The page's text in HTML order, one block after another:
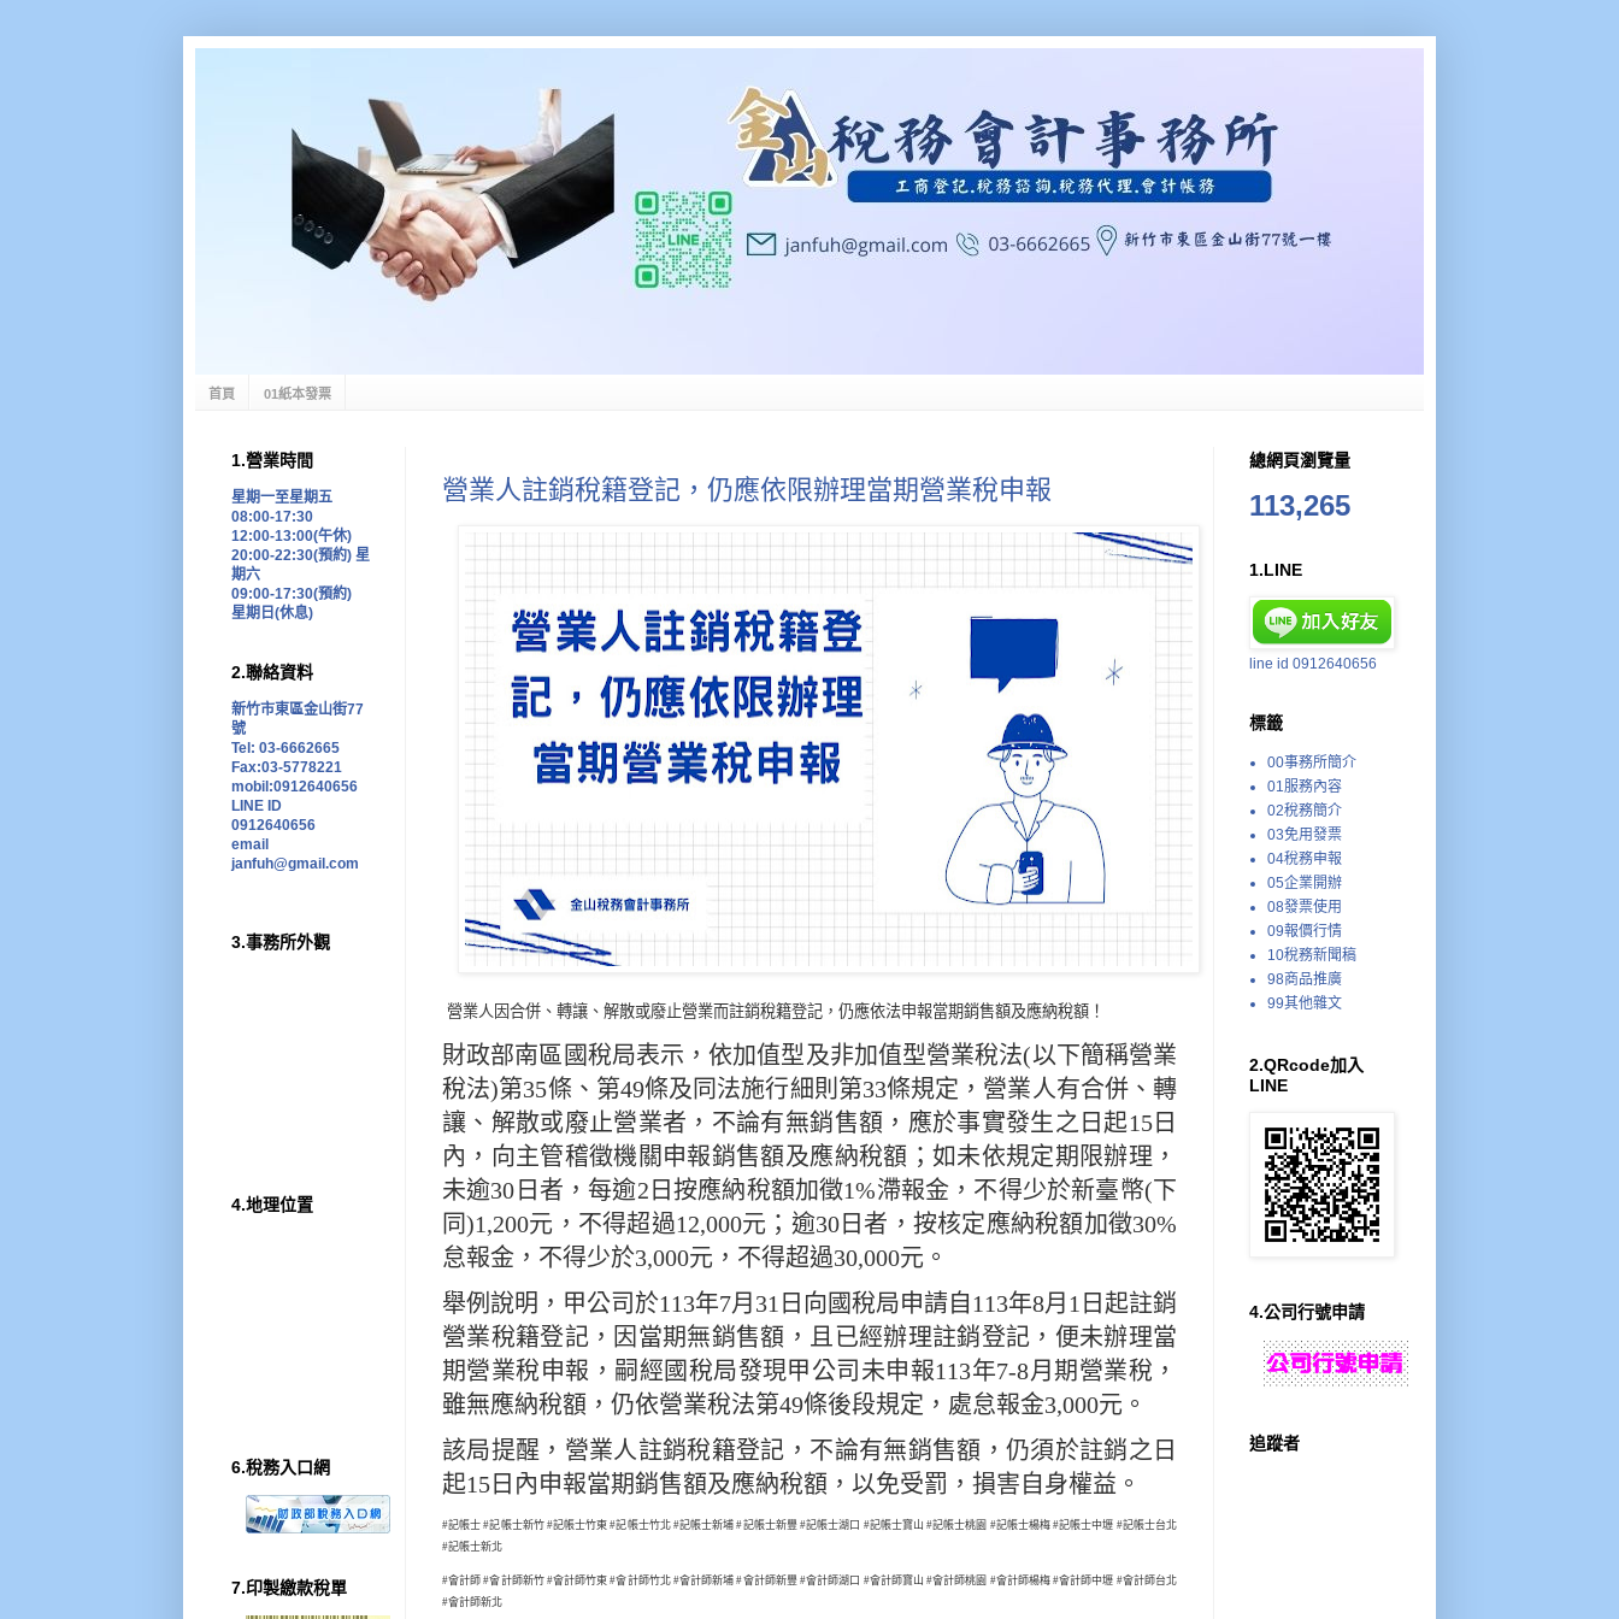
首頁 01紙本發票
營業人註銷稅籍登記，仍應依限辦理當期營業稅申報
營業人因合併、轉讓、解散或廢止營業而註銷稅籍登記，仍應依法申報當期銷售額及應納稅額！
財政部南區國稅局表示，依加值型及非加值型營業稅法(以下簡稱營業
稅法)第35條、第49條及同法施行細則第33條規定，營業人有合併、轉
讓、解散或廢止營業者，不論有無銷售額，應於事實發生之日起15日
內，向主管稽徵機關申報銷售額及應納稅額；如未依規定期限辦理，
未逾30日者，每逾2日按應納稅額加徵1%滯報金，不得少於新臺幣(下
同)1,200元，不得超過12,000元；逾30日者，按核定應納稅額加徵30%
怠報金，不得少於3,000元，不得超過30,000元。
舉例說明，甲公司於113年7月31日向國稅局申請自113年8月1日起註銷
營業稅籍登記，因當期無銷售額，且已經辦理註銷登記，便未辦理當
期營業稅申報，嗣經國稅局發現甲公司未申報113年7-8月期營業稅，
雖無應納稅額，仍依營業稅法第49條後段規定，處怠報金3,000元。
該局提醒，營業人註銷稅籍登記，不論有無銷售額，仍須於註銷之日
起15日內申報當期銷售額及應納稅額，以免受罰，損害自身權益。
#記帳士 #記帳士新竹 #記帳士竹東 #記帳士竹北 #記帳士新埔 #記帳士新豐 #記帳士湖口 #記帳士寶山 #記帳士桃園 #記帳士楊梅 #記帳士中壢 #記帳士台北
#記帳士新北
#會計師 #會計師新竹 #會計師竹東 #會計師竹北 #會計師新埔 #會計師新豐 #會計師湖口 #會計師寶山 #會計師桃園 #會計師楊梅 #會計師中壢 #會計師台北
#會計師新北
1.營業時間
星期一至星期五
08:00-17:30
12:00-13:00(午休)
20:00-22:30(預約) 星
期六
09:00-17:30(預約)
星期日 (休息)
2.聯絡資料
新竹市東區金山街77
號
Tel: 03-6662665
Fax:03-5778221
mobil:0912640656
LINE ID
0912640656
email
janfuh@gmail.com
3.事務所外觀
4.地理位置
6.稅務入口網
7.印製繳款稅單
總網頁瀏覽量
113,265
1.LINE
line id 0912640656
標籤
00事務所簡介
01服務內容
02稅務簡介
03免用發票
04稅務申報
05企業開辦
08發票使用
09報價行情
10稅務新聞稿
98商品推廣
99其他雜文
2.QRcode加入
LINE
4.公司行號申請
追蹤者